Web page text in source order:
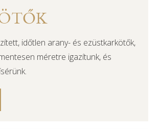
időtlen arany- és ezüstkarkötők,
méretre igazítunk, és